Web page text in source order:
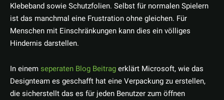
Klebeband sowie Schutzfolien. Selbst für normalen Spielern
ist das manchmal eine Frustration ohne gleichen. Für
Menschen mit Einschränkungen kann dies ein völliges
Hindernis darstellen.
In einem seperaten Blog Beitragerklärt Microsoft, wie das
Designteam es geschafft hat eine Verpackung zu erstellen,
die sicherstellt das es für jeden Benutzer zum öffnen